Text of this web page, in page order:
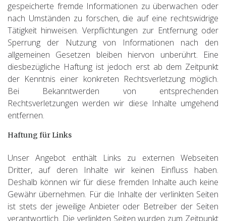
gespeicherte fremde Informationen zu überwachen oder
nach Umständen zu forschen, die auf eine rechtswidrige
Tätigkeit hinweisen. Verpflichtungen zur Entfernung oder
Sperrung der Nutzung von Informationen nach den
allgemeinen Gesetzen bleiben hiervon unberührt. Eine
diesbezügliche Haftung ist jedoch erst ab dem Zeitpunkt
der Kenntnis einer konkreten Rechtsverletzung möglich.
Bei Bekanntwerden von entsprechenden
Rechtsverletzungen werden wir diese Inhalte umgehend
entfernen.
Haftung für Links
Unser Angebot enthält Links zu externen Webseiten
Dritter, auf deren Inhalte wir keinen Einfluss haben.
Deshalb können wir für diese fremden Inhalte auch keine
Gewähr übernehmen. Für die Inhalte der verlinkten Seiten
ist stets der jeweilige Anbieter oder Betreiber der Seiten
verantwortlich. Die verlinkten Seiten wurden zum Zeitpunkt